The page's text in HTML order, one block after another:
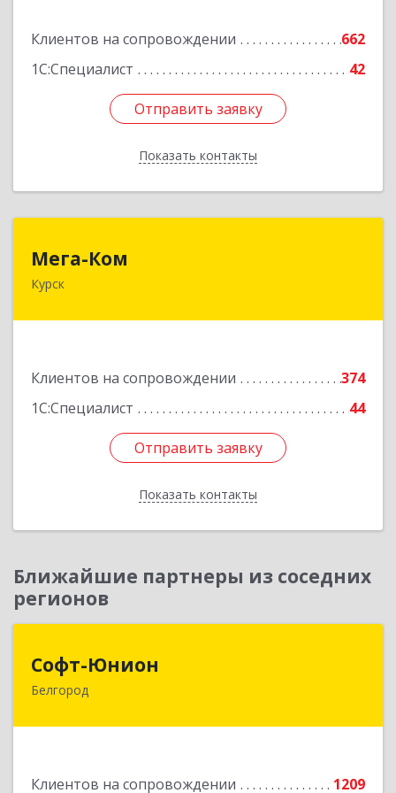
Клиентов на сопровождении
662
1С:Специалист
42
Отправить заявку
Показать контакты
Отправить заявку
Назад
Мега-Ком
Курск
Клиентов на сопровождении
374
1С:Специалист
44
Отправить заявку
Показать контакты
305001, Курская обл, Курск г, Красной Армии ул,
Отправить заявку
Назад
Ближайшие партнеры из соседних
регионов
Софт-Юнион
Белгород
Клиентов на сопровождении 1209
308014, Белгородская обл, Белгород г, Садовая